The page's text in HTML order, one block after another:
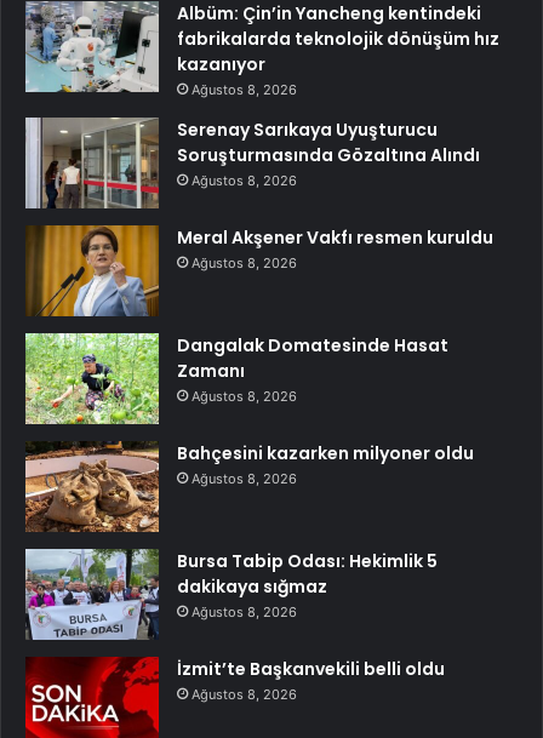
Albüm: Çin’in Yancheng kentindeki
fabrikalarda teknolojik dönüşüm hız
kazanıyor
Ağustos 8, 2026
Serenay Sarıkaya Uyuşturucu
Soruşturmasında Gözaltına Alındı
Ağustos 8, 2026
Meral Akşener Vakfı resmen kuruldu
Ağustos 8, 2026
Dangalak Domatesinde Hasat
Zamanı
Ağustos 8, 2026
Bahçesini kazarken milyoner oldu
Ağustos 8, 2026
Bursa Tabip Odası: Hekimlik 5
dakikaya sığmaz
Ağustos 8, 2026
İzmit’te Başkanvekili belli oldu
Ağustos 8, 2026